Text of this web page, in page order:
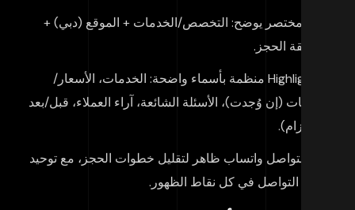
Bio مختصر يوضح: التخصص/الخدمات + الموقع (دبي) +
طريقة الحجز.
Highlights منظمة بأسماء واضحة: الخدمات، الأسعار/
الباقات (إن وُجدت)، الأسئلة الشائعة، آراء العملاء، قبل/بعد
زر التواصل واتساب ظاهر لتقليل خطوات الحجز، مع توحيد
رقم التواصل في كل نقاط الظهور.